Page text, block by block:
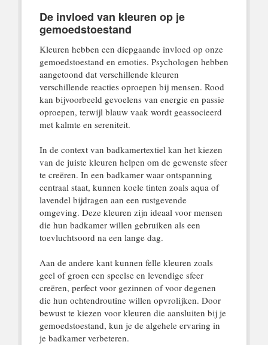
De invloed van kleuren op je
gemoedstoestand
Kleuren hebben een diepgaande invloed op onze
gemoedstoestand en emoties. Psychologen hebben
aangetoond dat verschillende kleuren
verschillende reacties oproepen bij mensen. Rood
kan bijvoorbeeld gevoelens van energie en passie
oproepen, terwijl blauw vaak wordt geassocieerd
met kalmte en sereniteit.
In de context van badkamertextiel kan het kiezen
van de juiste kleuren helpen om de gewenste sfeer
te creëren. In een badkamer waar ontspanning
centraal staat, kunnen koele tinten zoals aqua of
lavendel bijdragen aan een rustgevende
omgeving. Deze kleuren zijn ideaal voor mensen
die hun badkamer willen gebruiken als een
toevluchtsoord na een lange dag.
Aan de andere kant kunnen felle kleuren zoals
geel of groen een speelse en levendige sfeer
creëren, perfect voor gezinnen of voor degenen
die hun ochtendroutine willen opvrolijken. Door
bewust te kiezen voor kleuren die aansluiten bij je
gemoedstoestand, kun je de algehele ervaring in
je badkamer verbeteren.